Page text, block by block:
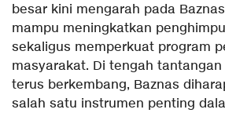
besar kini mengarah pada
mampu meningkatkan
sekaligus memperkuat program
masyarakat. Di tengah
terus berkembang, Baznas
salah satu instrumen penting